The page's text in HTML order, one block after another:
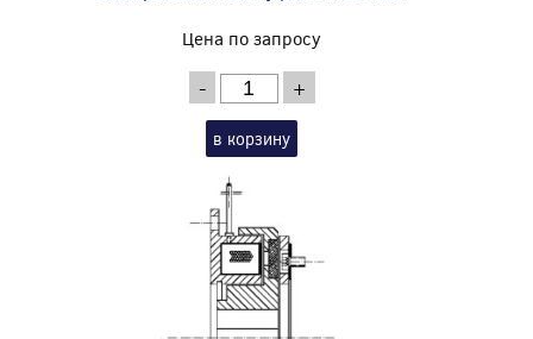
Цена по запросу
- +
в корзину